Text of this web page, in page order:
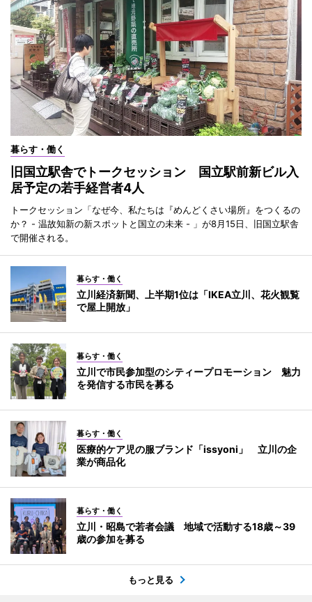
暮らす・働く
旧国立駅舎でトークセッション 国立駅前新ビル入
居予定の若手経営者4人
トークセッション「なぜ今、私たちは『めんどくさい場所』をつくるの
か？ - 温故知新の新スポットと国立の未来 - 」が8月15日、旧国立駅舎
で開催される。
暮らす・働く
立川経済新聞、上半期1位は「IKEA立川、花火観覧
で屋上開放」
暮らす・働く
立川で市民参加型のシティープロモーション 魅力
を発信する市民を募る
暮らす・働く
医療的ケア児の服ブランド「issyoni」 立川の企
業が商品化
暮らす・働く
立川・昭島で若者会議 地域で活動する18歳～39
歳の参加を募る
もっと見る